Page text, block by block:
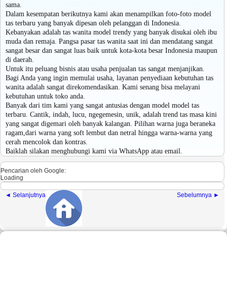
sama.
Dalam kesempatan berikutnya kami akan menampilkan foto-foto model
tas terbaru yang banyak dipesan oleh pelanggan di Indonesia.
Kebanyakan adalah tas wanita model trendy yang banyak disukai oleh ibu
muda dan remaja. Pangsa pasar tas wanita saat ini dan mendatang sangat
sangat besar dan sangat luas baik untuk kota-kota besar Indonesia maupun
di daerah.
Untuk itu peluang bisnis atau usaha penjualan tas sangat menjanjikan.
Bagi Anda yang ingin memulai usaha, layanan penyediaan kebutuhan tas
wanita adalah sangat direkomendasikan. Kami senang bisa melayani
kebutuhan untuk toko anda.
Banyak dari tim kami yang sangat antusias dengan model model tas
terbaru. Cantik, indah, lucu, ngegemesin, unik, adalah trend tas masa kini
yang sangat digemari oleh banyak kalangan. Pilihan warna juga beraneka
ragam,dari warna yang soft lembut dan netral hingga warna-warna yang
cerah mencolok dan kontras.
Baiklah silakan menghubungi kami via WhatsApp atau email.
Pencarian oleh Google:
Loading
◄ Selanjutnya Sebelumnya ►